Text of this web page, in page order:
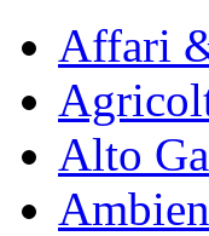
Affari
Alto